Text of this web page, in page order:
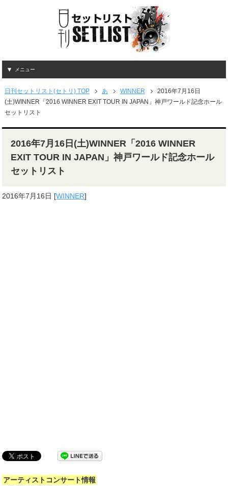
メニュー
日刊セットリスト(セトリ) TOP あ WINNER
2016年7月16日
(土)WINNER「2016 WINNER EXIT TOUR IN JAPAN」神戸ワールド記念ホール
セットリスト
2016年7月16日(土)WINNER「2016 WINNER
EXIT TOUR IN JAPAN」神戸ワールド記念ホール
セットリスト
2016年7月16日 [WINNER]
アーティストコンサート情報